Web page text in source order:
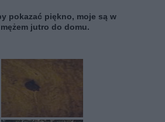
pokazać piękno, moje są w
jutro do domu.